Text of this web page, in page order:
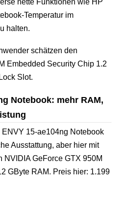
Temperatur im
halten.
schätzen den
Embedded Security Chip 1.2
Slot.
Notebook: mehr RAM,
15-ae104ng Notebook
Ausstattung, aber hier mit
NVIDIA GeForce GTX 950M
GByte RAM. Preis hier: 1.199